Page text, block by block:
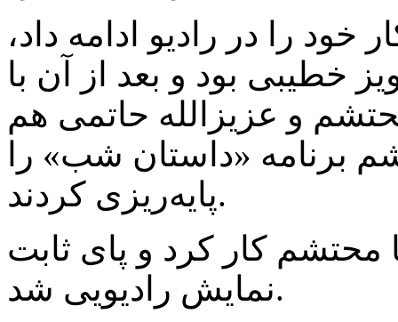
کار خود را در رادیو ادامه داد،
خطیبی بود و بعد از آن با
و عزیزالله حاتمی هم
برنامه «داستان شب» را
پایه‌ریزی کردند.
محتشم کار کرد و پای ثابت
نمایش رادیویی شد.